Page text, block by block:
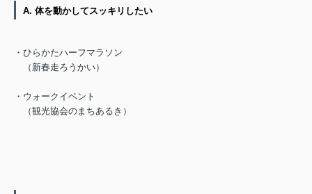
A. 体を動かしてスッキリしたい
・ひらかたハーフマラソン
（新春走ろうかい）
・ウォークイベント
（観光協会のまちあるき）